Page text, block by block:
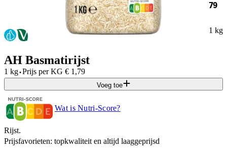
79
1 kg
AH Basmatirijst
1 kg·Prijs per KG € 1,79
Voeg toe
Wat is Nutri-Score?
Rijst.
Prijsfavorieten: topkwaliteit en altijd laaggeprijsd